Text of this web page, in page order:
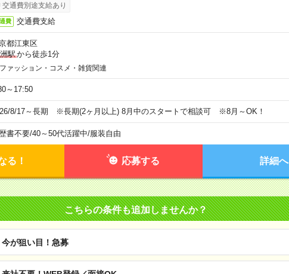
交通費別途支給あり
費 交通費支給
都江東区
駅から徒歩1分
ファッション・コスメ・雑貨関連
～17:50
8/17～長期 ※長期(2ヶ月以上) 8月中のスタートで相談可 ※8月～OK！
書不要/40～50代活躍中/服装自由
る！ 応募する 詳細へ
こちらの条件も追加しませんか？
今が狙い目！急募